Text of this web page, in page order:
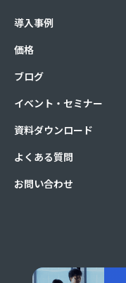
導入事例
価格
ブログ
イベント・セミナー
資料ダウンロード
よくある質問
お問い合わせ